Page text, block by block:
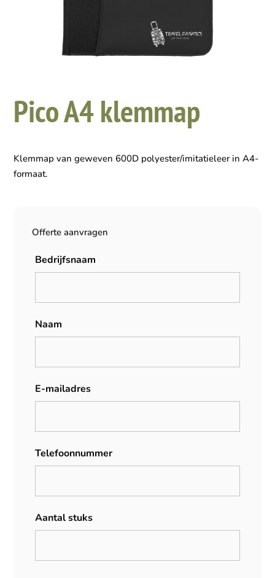
Pico A4 klemmap
Klemmap van geweven 600D polyester/imitatieleer in A4-
formaat.
Offerte aanvragen
Bedrijfsnaam
Naam
E-mailadres
Telefoonnummer
Aantal stuks